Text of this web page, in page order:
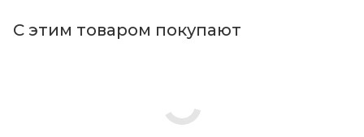
С этим товаром покупают